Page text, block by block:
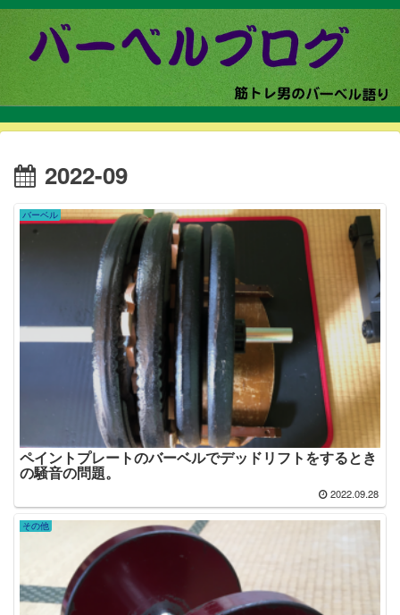
2022-09
バーベル
ペイントプレートのバーベルでデッドリフトをするとき
の騒音の問題。
2022.09.28
その他